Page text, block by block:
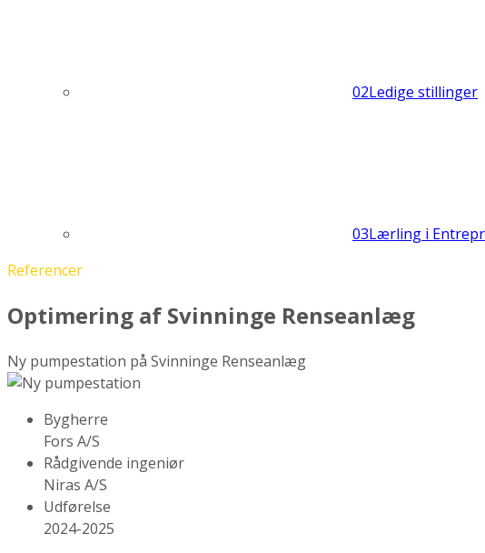
02Ledige stillinger
03Lærling i
Referencer
Optimering af Svinninge Renseanlæg
Ny pumpestation på Svinninge Renseanlæg
Bygherre
Fors A/S
Rådgivende ingeniør
Niras A/S
Udførelse
2024-2025